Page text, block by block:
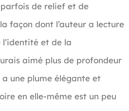
de relief et de
façon dont l’auteur a lecture
et de la
aimé plus de profondeur
a une plume élégante et
en elle-même est un peu